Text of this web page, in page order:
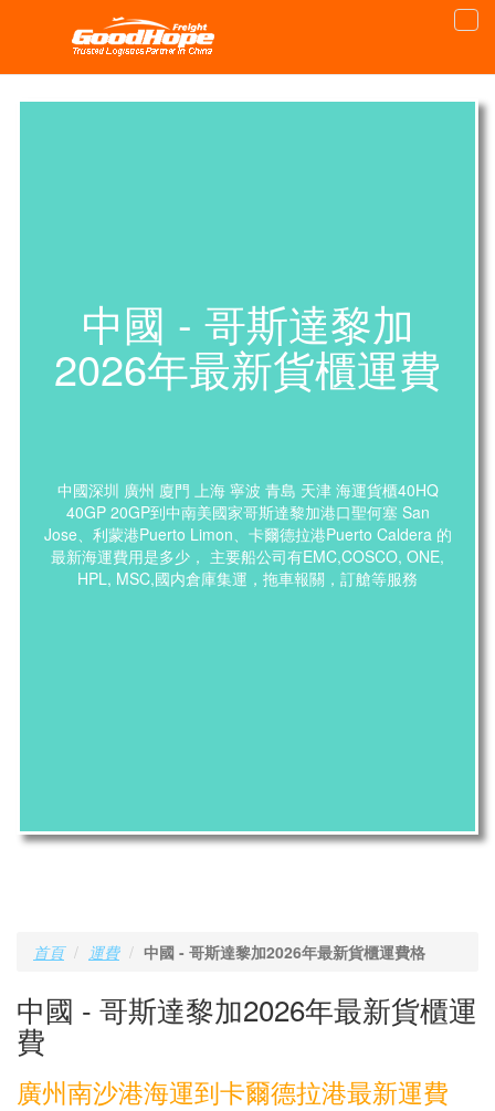
中國 - 哥斯達黎加
2026年最新貨櫃運費
中國深圳 廣州 廈門 上海 寧波 青島 天津 海運貨櫃40HQ
40GP 20GP到中南美國家哥斯達黎加港口聖何塞 San
Jose、利蒙港Puerto Limon、卡爾德拉港Puerto Caldera 的
最新海運費用是多少， 主要船公司有EMC,COSCO, ONE,
HPL, MSC,國内倉庫集運，拖車報關，訂艙等服務
首頁 運費 中國 - 哥斯達黎加2026年最新貨櫃運費格
中國 - 哥斯達黎加2026年最新貨櫃運
費
廣州南沙港海運到卡爾德拉港最新運費